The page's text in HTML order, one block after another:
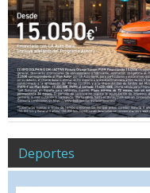
Deportes